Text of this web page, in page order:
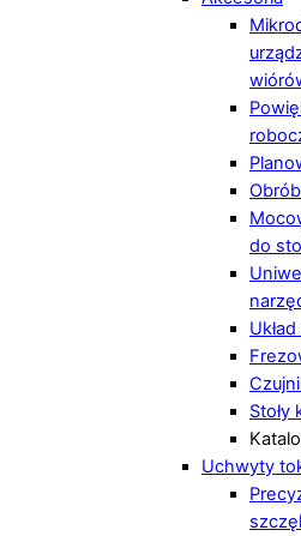
do
Stoły
Uchwyty